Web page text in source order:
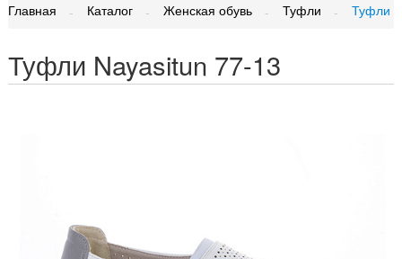
Главная Каталог Женская обувь Туфли Туфли
Туфли Nayasitun 77-13